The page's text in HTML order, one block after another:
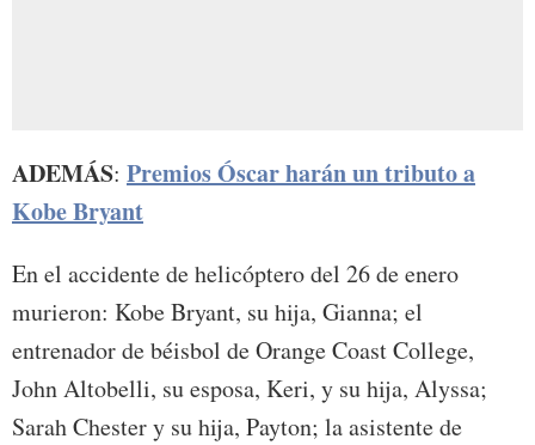
ADEMÁS: Premios Óscar harán un tributo a
Kobe Bryant
En el accidente de helicóptero del 26 de enero
murieron: Kobe Bryant, su hija, Gianna; el
entrenador de béisbol de Orange Coast College,
John Altobelli, su esposa, Keri, y su hija, Alyssa;
Sarah Chester y su hija, Payton; la asistente de